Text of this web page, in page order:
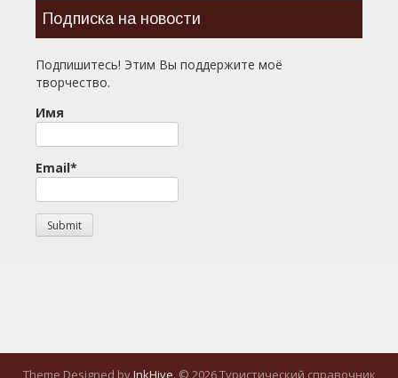
Подписка на новости
Подпишитесь! Этим Вы поддержите моё
творчество.
Имя
Email*
Theme Designed byInkHive. © 2026 Туристический справочник